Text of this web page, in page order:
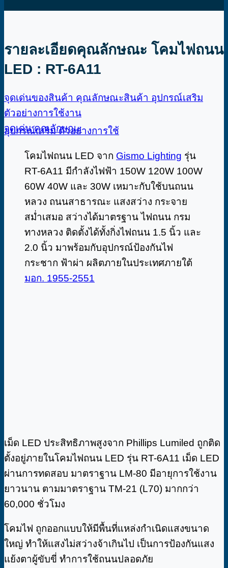
รายละเอียดคุณลักษณะ โคมไฟถนน
LED : RT-6A11
จุดเด่นของสินค้า คุณลักษณะสินค้า อุปกรณ์เสริม
ตัวอย่างการใช้งาน
จุดเด่น คุณลักษณะ
อุปกรณ์เสริม ตัวอย่างการใช้
โคมไฟถนน LED จาก Gismo Lighting รุ่น
RT-6A11 มีกำลังไฟฟ้า 150W 120W 100W
60W 40W และ 30W เหมาะกับใช้บนถนน
หลวง ถนนสาธารณะ แสงสว่าง กระจาย
สม่ำเสมอ สว่างได้มาตรฐาน ไฟถนน กรม
ทางหลวง ติดตั้งได้ทั้งกิ่งไฟถนน 1.5 นิ้ว และ
2.0 นิ้ว มาพร้อมกับอุปกรณ์ป้องกันไฟ
กระชาก ฟ้าผ่า ผลิตภายในประเทศภายใต้
มอก. 1955-2551
เม็ด LED ประสิทธิภาพสูงจาก Phillips Lumiled ถูกติด
ตั้งอยู่ภายในโคมไฟถนน LED รุ่น RT-6A11 เม็ด LED
ผ่านการทดสอบ มาตราฐาน LM-80 มีอายุการใช้งาน
ยาวนาน ตามมาตราฐาน TM-21 (L70) มากกว่า
60,000 ชั่วโมง
โคมไฟ ถูกออกแบบให้มีพื้นที่แหล่งกำเนิดแสงขนาด
ใหญ่ ทำให้แสงไม่สว่างจ้าเกินไป เป็นการป้องกันแสง
แย้งตาผู้ขับขี่ ทำการใช้ถนนปลอดภัย